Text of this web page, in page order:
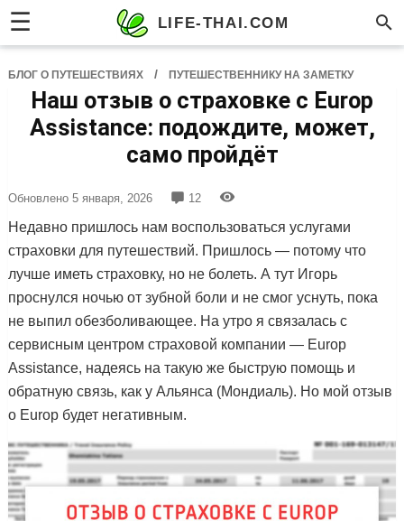
☰ LIFE-THAI.COM
БЛОГ О ПУТЕШЕСТВИЯХ / ПУТЕШЕСТВЕННИКУ НА ЗАМЕТКУ
Наш отзыв о страховке с Europ
Assistance: подождите, может,
само пройдёт
Обновлено 5 января, 2026 12
Недавно пришлось нам воспользоваться услугами
страховки для путешествий. Пришлось — потому что
лучше иметь страховку, но не болеть. А тут Игорь
проснулся ночью от зубной боли и не смог уснуть, пока
не выпил обезболивающее. На утро я связалась с
сервисным центром страховой компании — Europ
Assistance, надеясь на такую же быструю помощь и
обратную связь, как у Альянса (Мондиаль). Но мой отзыв
о Europ будет негативным.